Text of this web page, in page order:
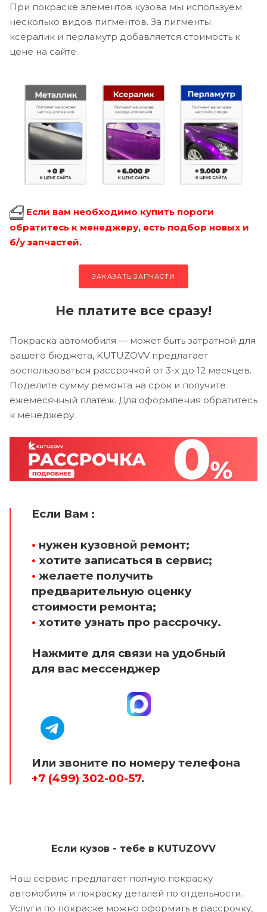
При покраске элементов кузова мы используем
несколько видов пигментов. За пигменты
ксералик и перламутр добавляется стоимость к
цене на сайте.
Если вам необходимо купить пороги
обратитесь к менеджеру, есть подбор новых и
б/у запчастей.
ЗАКАЗАТЬ ЗАПЧАСТИ
Не платите все сразу!
Покраска автомобиля — может быть затратной для
вашего бюджета, KUTUZOVV предлагает
воспользоваться рассрочкой от 3-х до 12 месяцев.
Поделите сумму ремонта на срок и получите
ежемесячный платеж. Для оформления обратитесь
к менеджеру.
Если Вам :
• нужен кузовной ремонт;
• хотите записаться в сервис;
• желаете получить
предварительную оценку
стоимости ремонта;
• хотите узнать про рассрочку.
Нажмите для связи на удобный
для вас мессенджер
Или звоните по номеру телефона
+7 (499) 302-00-57.
Если кузов - тебе в KUTUZOVV
Наш сервис предлагает полную покраску
автомобиля и покраску деталей по отдельности.
Услуги по покраске можно оформить в рассрочку,